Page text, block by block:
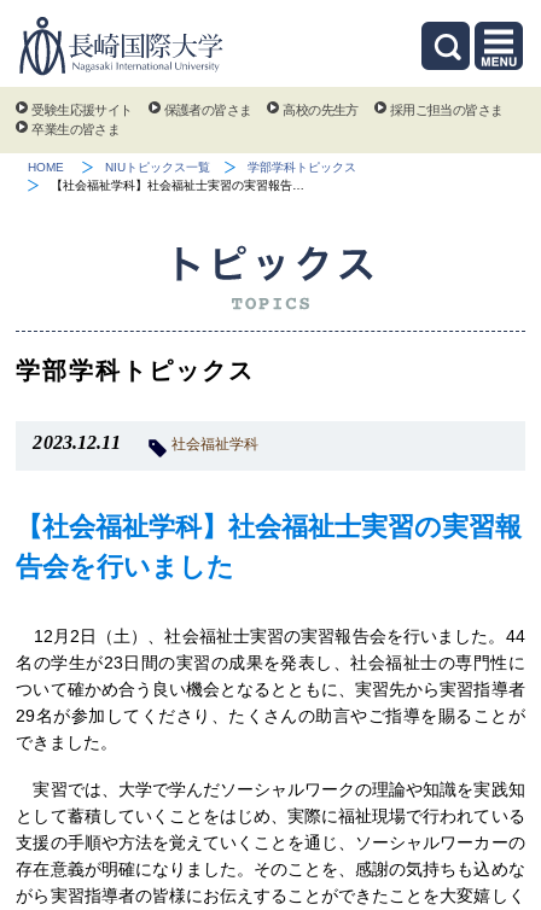
受験生応援サイト 保護者の皆さま 高校の先生方
採用ご担当の皆さま
卒業生の皆さま
HOME NIUトピックス一覧
学部学科トピックス
【社会福祉学科】社会福祉士実習の実習報告…
学部学科トピックス
2023.12.11 社会福祉学科
【社会福祉学科】社会福祉士実習の実習報
告会を行いました
12月2日（土）、社会福祉士実習の実習報告会を行いました。44
名の学生が23日間の実習の成果を発表し、社会福祉士の専門性に
ついて確かめ合う良い機会となるとともに、実習先から実習指導者
29名が参加してくださり、たくさんの助言やご指導を賜ることが
できました。
実習では、大学で学んだソーシャルワークの理論や知識を実践知
として蓄積していくことをはじめ、実際に福祉現場で行われている
支援の手順や方法を覚えていくことを通じ、ソーシャルワーカーの
存在意義が明確になりました。そのことを、感謝の気持ちも込めな
がら実習指導者の皆様にお伝えすることができたことを大変嬉しく